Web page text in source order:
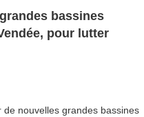
bassines
pour lutter